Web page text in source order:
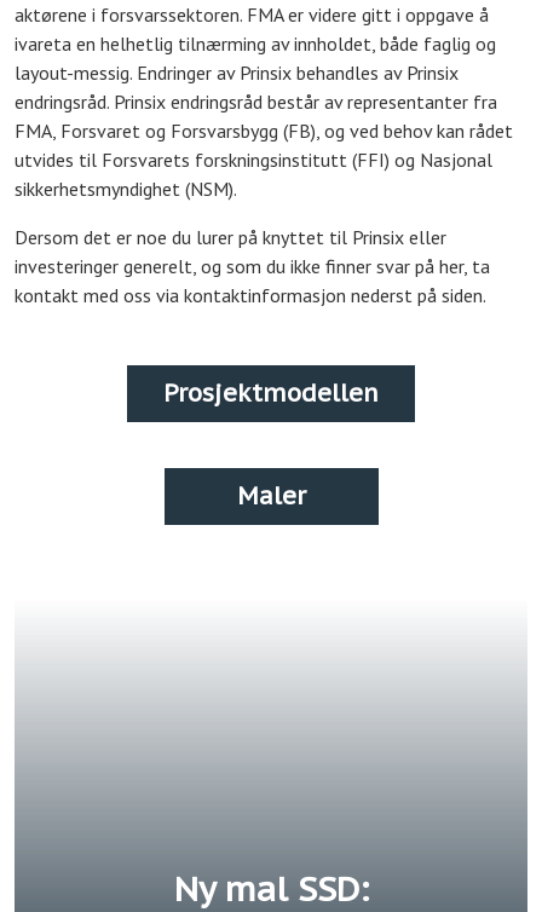
aktørene i forsvarssektoren. FMA er videre gitt i oppgave å
ivareta en helhetlig tilnærming av innholdet, både faglig og
layout-messig. Endringer av Prinsix behandles av Prinsix
endringsråd. Prinsix endringsråd består av representanter fra
FMA, Forsvaret og Forsvarsbygg (FB), og ved behov kan rådet
utvides til Forsvarets forskningsinstitutt (FFI) og Nasjonal
sikkerhetsmyndighet (NSM).
Dersom det er noe du lurer på knyttet til Prinsix eller
investeringer generelt, og som du ikke finner svar på her, ta
kontakt med oss via kontaktinformasjon nederst på siden.
Prosjektmodellen
Maler
Ny mal SSD: